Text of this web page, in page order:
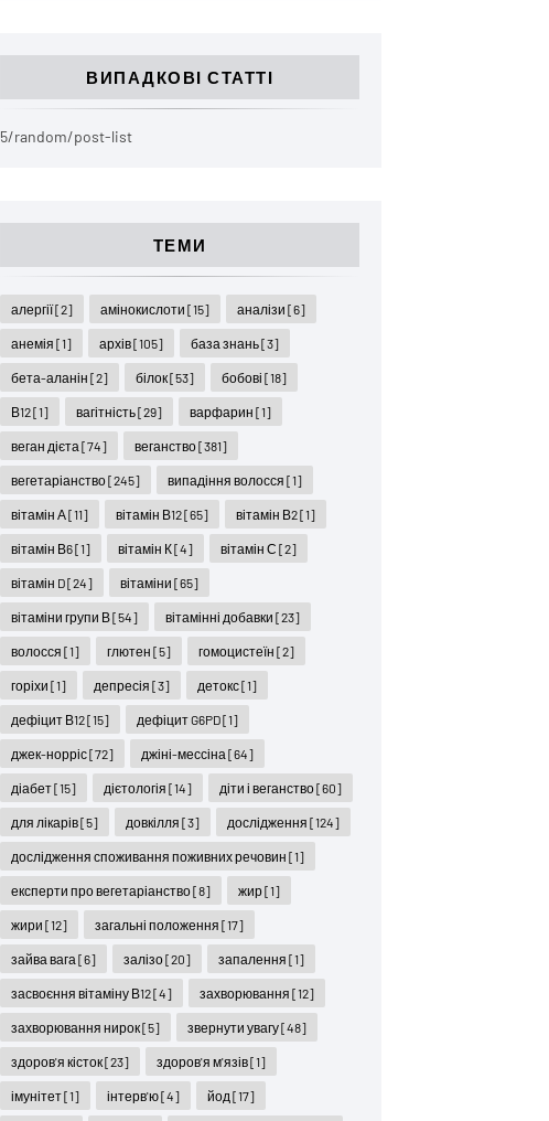
ВИПАДКОВІ СТАТТІ
5/random/post-list
ТЕМИ
алергії[2] амінокислоти[15] аналізи[6]
анемія[1] архів[105] база знань[3]
бета-аланін[2] білок[53] бобові[18]
В12[1] вагітність[29] варфарин[1]
веган дієта[74] веганство[381]
вегетаріанство[245] випадіння волосся[1]
вітамін А[11] вітамін В12[65] вітамін В2[1]
вітамін В6[1] вітамін К[4] вітамін С[2]
вітамін D[24] вітаміни[65]
вітаміни групи В[54] вітамінні добавки[23]
волосся[1] глютен[5] гомоцистеїн[2]
горіхи[1] депресія[3] детокс[1]
дефіцит В12[15] дефіцит G6PD[1]
джек-норріс[72] джіні-мессіна[64]
діабет[15] дієтологія[14] діти і веганство[60]
для лікарів[5] довкілля[3] дослідження[124]
дослідження споживання поживних речовин[1]
експерти про вегетаріанство[8] жир[1]
жири[12] загальні положення[17]
зайва вага[6] залізо[20] запалення[1]
засвоєння вітаміну В12[4] захворювання[12]
захворювання нирок[5] звернути увагу[48]
здоров'я кісток[23] здоров'я м'язів[1]
імунітет[1] інтерв'ю[4] йод[17]